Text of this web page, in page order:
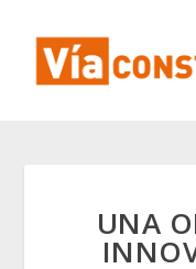
UNA